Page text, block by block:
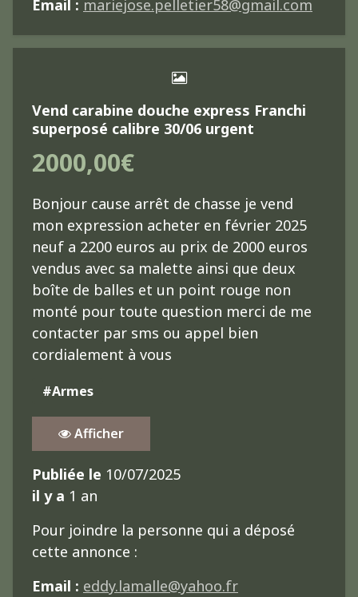
Email : mariejose.pelletier58@gmail.com
Vend carabine douche express Franchi
superposé calibre 30/06 urgent
2000,00€
Bonjour cause arrêt de chasse je vend
mon expression acheter en février 2025
neuf a 2200 euros au prix de 2000 euros
vendus avec sa malette ainsi que deux
boîte de balles et un point rouge non
monté pour toute question merci de me
contacter par sms ou appel bien
cordialement à vous
#Armes
Afficher
Publiée le 10/07/2025
il y a 1 an
Pour joindre la personne qui a déposé
cette annonce :
Email : eddy.lamalle@yahoo.fr